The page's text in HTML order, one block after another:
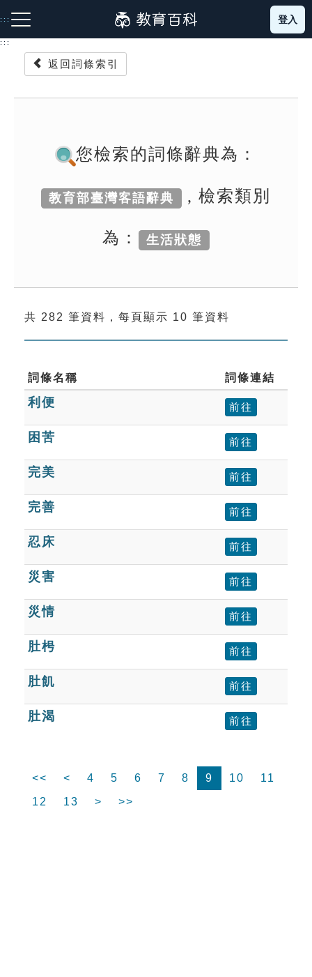
到
主
:::
成語故事
索引選單
單字索引
生命大百科索引
遊戲專區
教學應用
貓頭鷹博士
登入
:::
返回詞條索引
您檢索的詞條辭典為：
教育部臺灣客語辭典 , 檢索類別
為： 生活狀態
共 282 筆資料，每頁顯示 10 筆資料
詞條名稱 詞條連結
利便 前往
困苦 前往
完美 前往
完善 前往
忍床 前往
災害 前往
災情 前往
肚枵 前往
肚飢 前往
肚渴 前往
<< < 4 5 6 7 8 9 10
11
12
13 > >>